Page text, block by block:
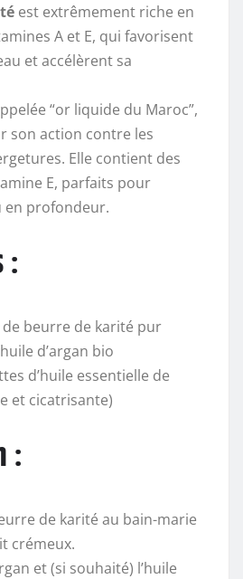
est extrêmement riche en
A et E, qui favorisent
et accélèrent sa
“or liquide du Maroc”,
son action contre les
Elle contient des
E, parfaits pour
en profondeur.
:
beurre de karité pur
d’argan bio
d’huile essentielle de
et cicatrisante)
:
de karité au bain-marie
crémeux.
et (si souhaité) l’huile